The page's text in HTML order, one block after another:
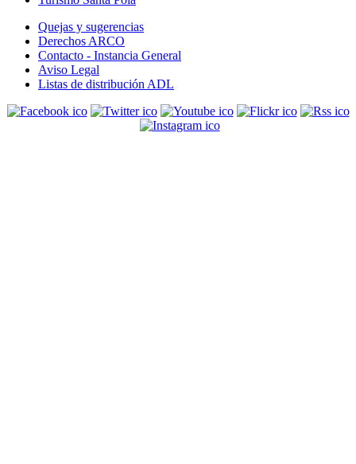
Quejas y sugerencias
Derechos ARCO
Contacto - Instancia General
Aviso Legal
Listas de distribución ADL